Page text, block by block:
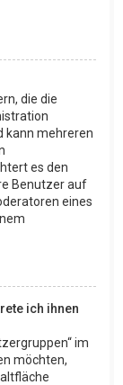
die die
kann mehreren
es den
Benutzer auf
eines
ich ihnen
im
möchten,